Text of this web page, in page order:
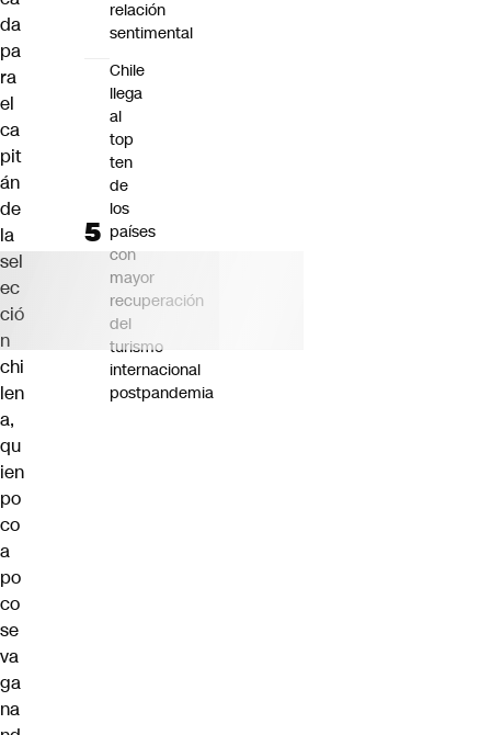
da
pa
ra
el
ca
pit
án
de
la
sel
ec
ció
n
chi
len
a,
qu
ien
po
co
a
po
co
se
va
ga
na
relación
sentimental
Chile
llega
al
top
ten
de
los
países
con
mayor
recuperación
del
turismo
internacional
postpandemia